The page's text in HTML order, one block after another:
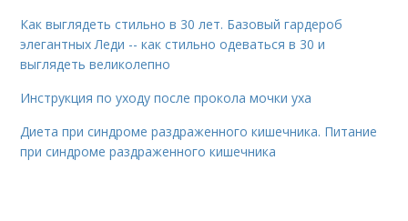
Как выглядеть стильно в 30 лет. Базовый гардероб
элегантных Леди -- как стильно одеваться в 30 и
выглядеть великолепно
Инструкция по уходу после прокола мочки уха
Диета при синдроме раздраженного кишечника. Питание
при синдроме раздраженного кишечника